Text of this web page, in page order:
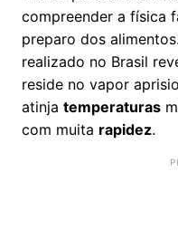
compreender a física
preparo dos
realizado no Brasil
reside no vapor
atinja temperaturas
com muita rapidez.